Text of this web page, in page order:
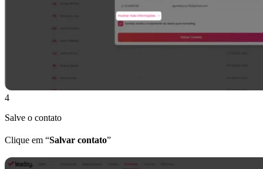
4
Salve o contato
Clique em “Salvar contato”